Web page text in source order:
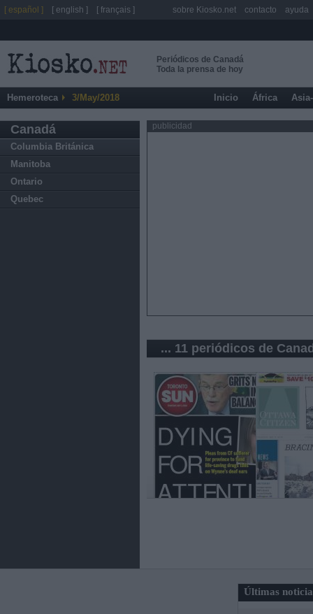
Periódicos de Canadá
Toda la prensa de hoy
Hemeroteca 3/May/2018 Inicio África
Canadá
Columbia Británica
Manitoba
Ontario
Quebec
publicidad
... 11 periódicos de
Últimas
[ español ] [ english ] [ français ] sobre Kiosko.net contacto ayuda